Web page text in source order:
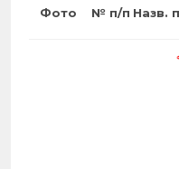
Фото № п/п Назв.